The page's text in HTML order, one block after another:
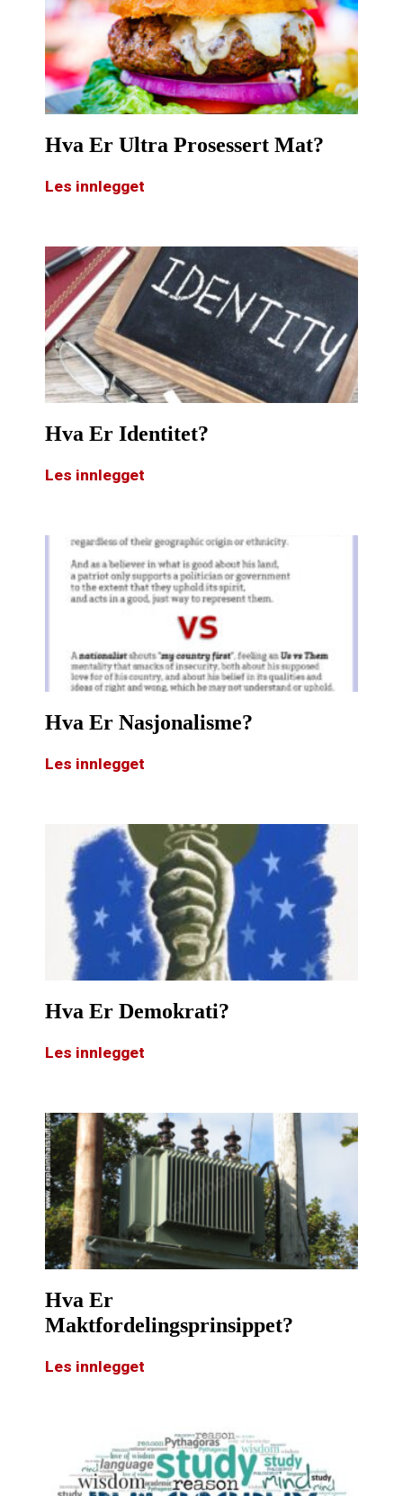
Hva Er Ultra Prosessert Mat?
Les innlegget
Hva Er Identitet?
Les innlegget
Hva Er Nasjonalisme?
Les innlegget
Hva Er Demokrati?
Les innlegget
Hva Er
Maktfordelingsprinsippet?
Les innlegget